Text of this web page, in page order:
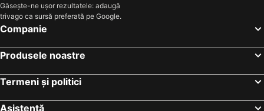
Găsește-ne ușor rezultatele: adaugă
trivago ca sursă preferată pe Google.
Companie
Produsele noastre
Termeni și politici
Asistență